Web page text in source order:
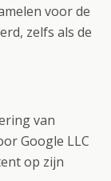
voor de
zelfs als de
van
Google LLC
op zijn